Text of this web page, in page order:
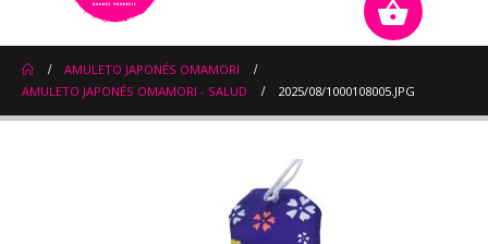
AMULETO JAPONÉS OMAMORI
AMULETO JAPONÉS OMAMORI - SALUD
2025/08/1000108005.JPG